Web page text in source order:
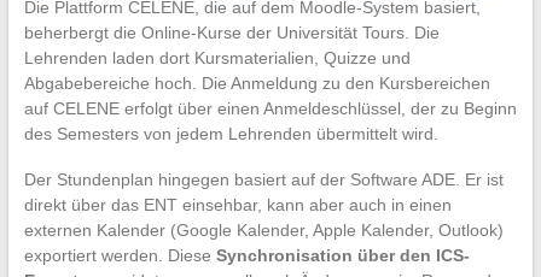
Die Plattform CELENE, die auf dem Moodle-System basiert,
beherbergt die Online-Kurse der Universität Tours. Die
Lehrenden laden dort Kursmaterialien, Quizze und
Abgabebereiche hoch. Die Anmeldung zu den Kursbereichen
auf CELENE erfolgt über einen Anmeldeschlüssel, der zu Beginn
des Semesters von jedem Lehrenden übermittelt wird.
Der Stundenplan hingegen basiert auf der Software ADE. Er ist
direkt über das ENT einsehbar, kann aber auch in einen
externen Kalender (Google Kalender, Apple Kalender, Outlook)
exportiert werden. Diese Synchronisation über den ICS-